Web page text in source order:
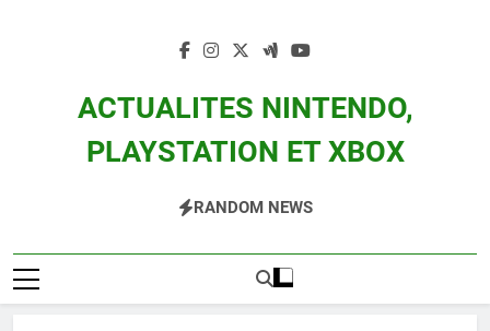
ACTUALITES NINTENDO,
PLAYSTATION ET XBOX
Zelda, Splatoon, Pokemon Entre Autres
RANDOM NEWS